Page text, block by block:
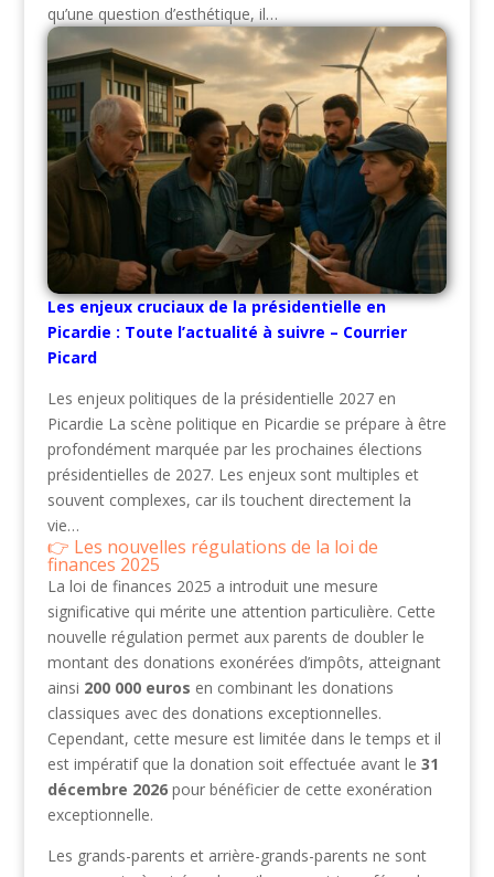
qu’une question d’esthétique, il…
Les enjeux cruciaux de la présidentielle en
Picardie : Toute l’actualité à suivre – Courrier
Picard
Les enjeux politiques de la présidentielle 2027 en
Picardie La scène politique en Picardie se prépare à être
profondément marquée par les prochaines élections
présidentielles de 2027. Les enjeux sont multiples et
souvent complexes, car ils touchent directement la
vie…
Les nouvelles régulations de la loi de
finances 2025
La loi de finances 2025 a introduit une mesure
significative qui mérite une attention particulière. Cette
nouvelle régulation permet aux parents de doubler le
montant des donations exonérées d’impôts, atteignant
ainsi 200 000 euros en combinant les donations
classiques avec des donations exceptionnelles.
Cependant, cette mesure est limitée dans le temps et il
est impératif que la donation soit effectuée avant le 31
décembre 2026pour bénéficier de cette exonération
exceptionnelle.
Les grands-parents et arrière-grands-parents ne sont